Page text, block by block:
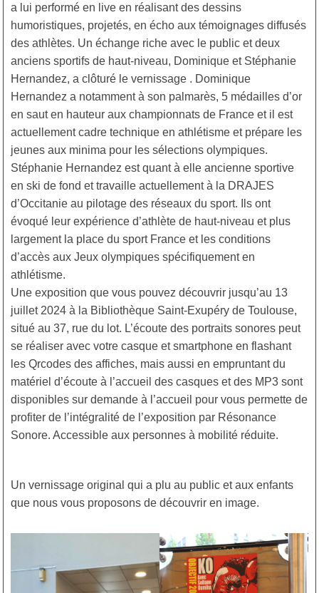
a lui performé en live en réalisant des dessins
humoristiques, projetés, en écho aux témoignages diffusés
des athlètes. Un échange riche avec le public et deux
anciens sportifs de haut-niveau, Dominique et Stéphanie
Hernandez, a clôturé le vernissage . Dominique
Hernandez a notamment à son palmarès, 5 médailles d’or
en saut en hauteur aux championnats de France et il est
actuellement cadre technique en athlétisme et prépare les
jeunes aux minima pour les sélections olympiques.
Stéphanie Hernandez est quant à elle ancienne sportive
en ski de fond et travaille actuellement à la DRAJES
d’Occitanie au pilotage des réseaux du sport. Ils ont
évoqué leur expérience d’athlète de haut-niveau et plus
largement la place du sport France et les conditions
d’accès aux Jeux olympiques spécifiquement en
athlétisme.
Une exposition que vous pouvez découvrir jusqu’au 13
juillet 2024 à la Bibliothèque Saint-Exupéry de Toulouse,
situé au 37, rue du lot. L’écoute des portraits sonores peut
se réaliser avec votre casque et smartphone en flashant
les Qrcodes des affiches, mais aussi en empruntant du
matériel d’écoute à l’accueil des casques et des MP3 sont
disponibles sur demande à l’accueil pour vous permette de
profiter de l’intégralité de l’exposition par Résonance
Sonore. Accessible aux personnes à mobilité réduite.
Un vernissage original qui a plu au public et aux enfants
que nous vous proposons de découvrir en image.